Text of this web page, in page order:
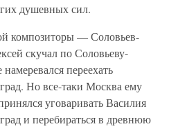
душевных сил.
композиторы — Соловьев-
скучал по Соловьеву-
переехать
Но все-таки Москва ему
уговаривать Василия
и перебираться в древнюю